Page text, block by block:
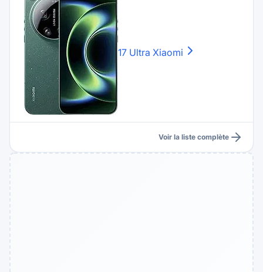
17 Ultra Xiaomi
Voir la liste complète